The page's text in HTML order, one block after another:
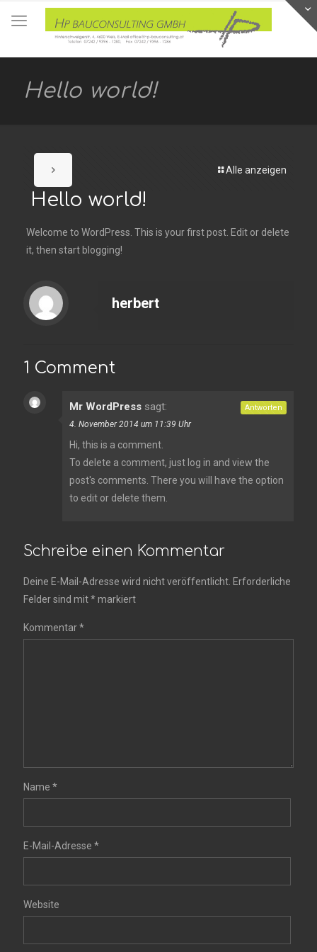
Hello world!
Alle anzeigen
Hello world!
Welcome to WordPress. This is your first post. Edit or delete
it, then start blogging!
herbert
1 Comment
Mr WordPress sagt:
4. November 2014 um 11:39 Uhr
Hi, this is a comment.
To delete a comment, just log in and view the
post's comments. There you will have the option
to edit or delete them.
Antworten
Schreibe einen Kommentar
Deine E-Mail-Adresse wird nicht veröffentlicht. Erforderliche
Felder sind mit*markiert
Kommentar*
Name *
E-Mail-Adresse *
Website